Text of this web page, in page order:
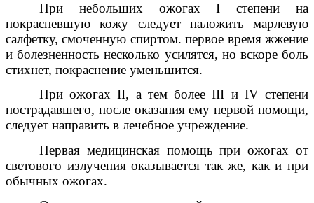
При небольших ожогах I степени на
покрасневшую кожу следует наложить марлевую
салфетку, смоченную спиртом. первое время жжение
и болезненность несколько усилятся, но вскоре боль
стихнет, покраснение уменьшится.
При ожогах II, а тем более III и IV степени
пострадавшего, после оказания ему первой помощи,
следует направить в лечебное учреждение.
Первая медицинская помощь при ожогах от
светового излучения оказывается так же, как и при
обычных ожогах.